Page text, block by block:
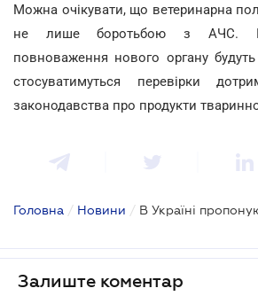
Можна очікувати, що ветеринарна
не лише боротьбою з АЧС.
повноваження нового органу
стосуватимуться перевірки
законодавства про продукти
Головна / Новини / В Україні
Залиште коментар